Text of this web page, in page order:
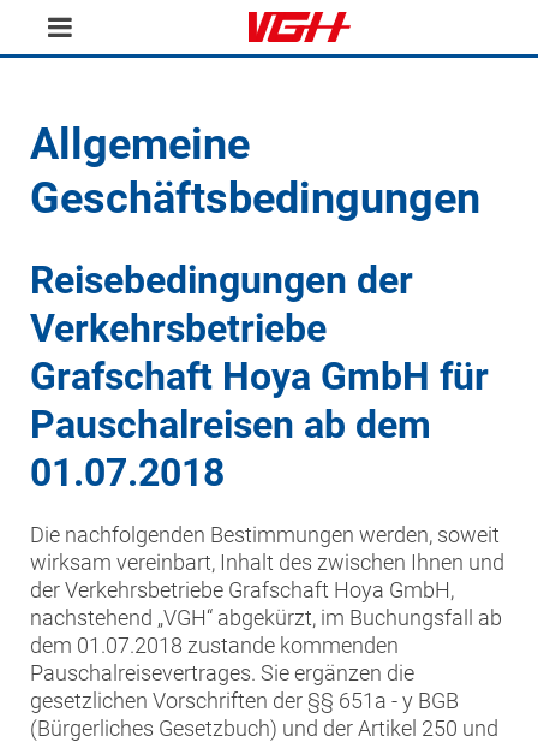
Allgemeine
Geschäftsbedingungen
Reisebedingungen der
Verkehrsbetriebe
Grafschaft Hoya GmbH für
Pauschalreisen ab dem
01.07.2018
Die nachfolgenden Bestimmungen werden, soweit
wirksam vereinbart, Inhalt des zwischen Ihnen und
der Verkehrsbetriebe Grafschaft Hoya GmbH,
nachstehend „VGH“ abgekürzt, im Buchungsfall ab
dem 01.07.2018 zustande kommenden
Pauschalreisevertrages. Sie ergänzen die
gesetzlichen Vorschriften der §§ 651a - y BGB
(Bürgerliches Gesetzbuch) und der Artikel 250 und